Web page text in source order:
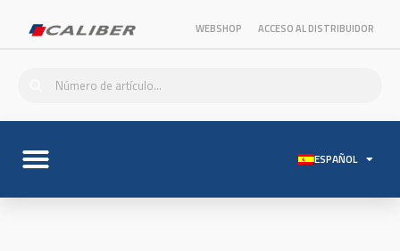
WEBSHOP ACCESO AL DISTRIBUIDOR
ESPAÑOL